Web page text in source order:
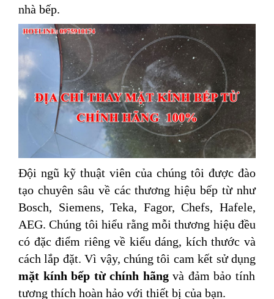
nhà bếp.
Đội ngũ kỹ thuật viên của chúng tôi được đào
tạo chuyên sâu về các thương hiệu bếp từ như
Bosch, Siemens, Teka, Fagor, Chefs, Hafele,
AEG. Chúng tôi hiểu rằng mỗi thương hiệu đều
có đặc điểm riêng về kiểu dáng, kích thước và
cách lắp đặt. Vì vậy, chúng tôi cam kết sử dụng
mặt kính bếp từ chính hãngvà đảm bảo tính
tương thích hoàn hảo với thiết bị của bạn.